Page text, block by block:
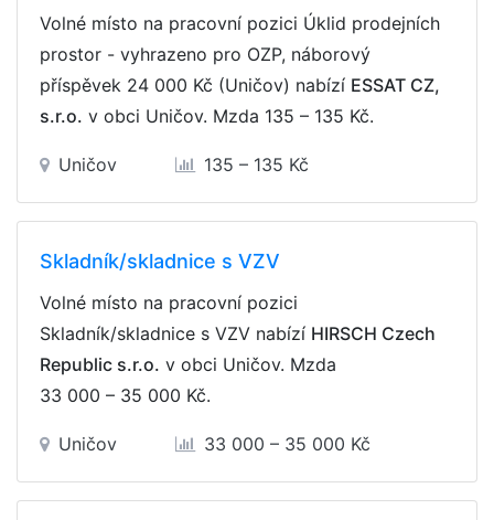
Volné místo na pracovní pozici Úklid prodejních
prostor - vyhrazeno pro OZP, náborový
příspěvek 24 000 Kč (Uničov) nabízí ESSAT CZ,
s.r.o. v obci Uničov. Mzda 135 – 135 Kč.
Uničov 135 – 135 Kč
Skladník/skladnice s VZV
Volné místo na pracovní pozici
Skladník/skladnice s VZV nabízí HIRSCH Czech
Republic s.r.o. v obci Uničov. Mzda
33 000 – 35 000 Kč.
Uničov 33 000 – 35 000 Kč